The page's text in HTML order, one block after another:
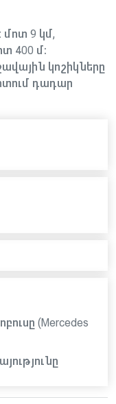
մոտ 9 կմ,
400 մ։
կոշիկները
դադար
(Mercedes